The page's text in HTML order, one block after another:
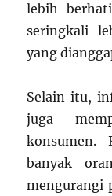
lebih
seringkali
yang
Selain itu,
juga
konsumen.
banyak
mengurangi